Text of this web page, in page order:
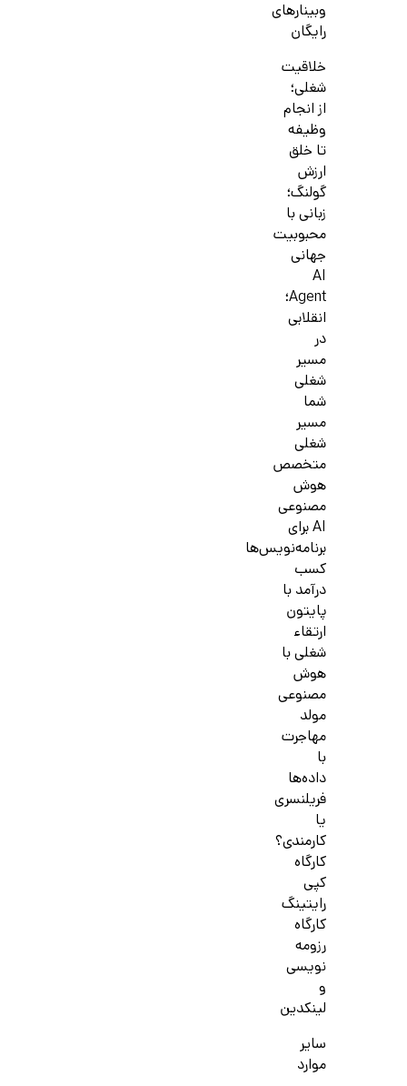
وبینارهای
رایگان
خلاقیت
شغلی؛
از انجام
وظیفه
تا خلق
ارزش
گولنگ؛
زبانی با
محبوبیت
جهانی
AI
Agent؛
انقلابی
در
مسیر
شغلی
شما
مسیر
شغلی
متخصص
هوش
مصنوعی
AI برای
برنامه‌نویس‌ها
کسب
درآمد با
پایتون
ارتقاء
شغلی با
هوش
مصنوعی
مولد
مهاجرت
با
داده‌ها
فریلنسری
یا
کارمندی؟
کارگاه
کپی
رایتینگ
کارگاه
رزومه
نویسی
و
لینکدین
سایر
موارد